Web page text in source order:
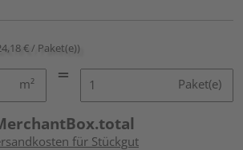
€ / Paket(e))
m² Paket(e)
für Stückgut